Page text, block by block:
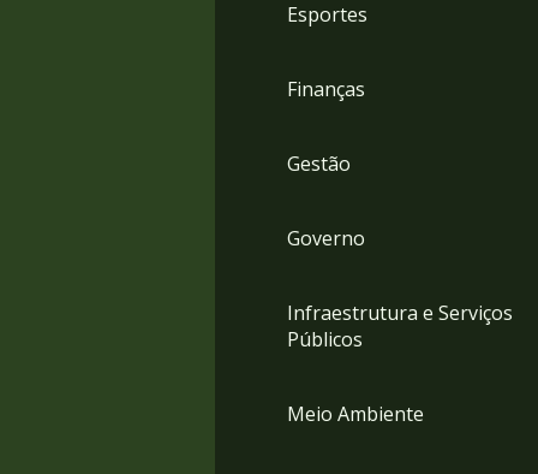
Esportes
Finanças
Gestão
Governo
Infraestrutura e Serviços
Públicos
Meio Ambiente